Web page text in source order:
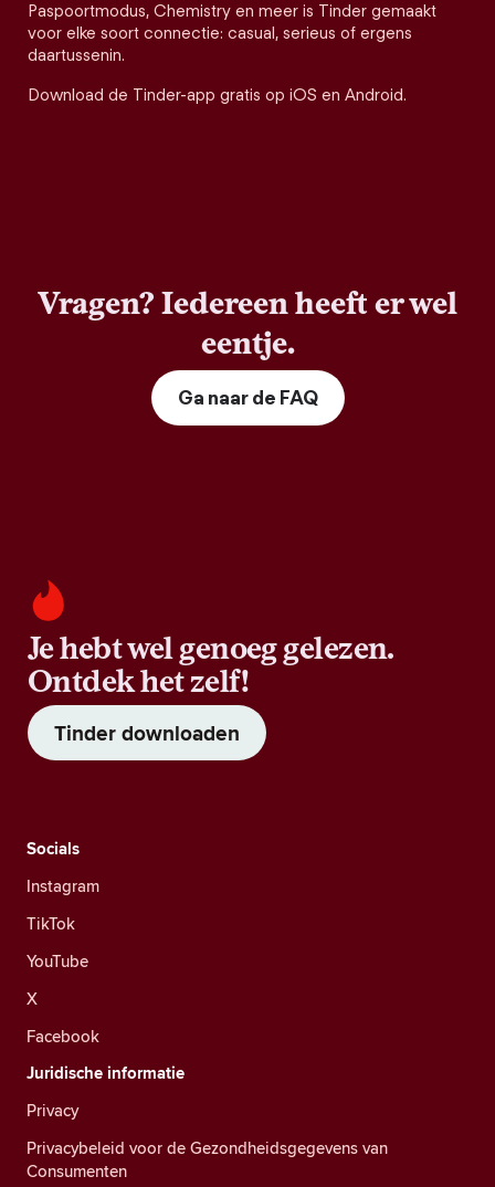
Paspoortmodus, Chemistry en meer is Tinder gemaakt
voor elke soort connectie: casual, serieus of ergens
daartussenin.
Download de Tinder-app gratis op iOS en Android.
Vragen? Iedereen heeft er wel
eentje.
Ga naar de FAQ
Je hebt wel genoeg gelezen.
Ontdek het zelf!
Tinder downloaden
Socials
Instagram
TikTok
YouTube
X
Facebook
Juridische informatie
Privacy
Privacybeleid voor de Gezondheidsgegevens van
Consumenten